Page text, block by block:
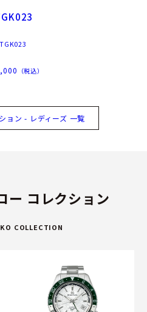
（税込）
ョン - レディーズ 一覧
ー コレクション
COLLECTION